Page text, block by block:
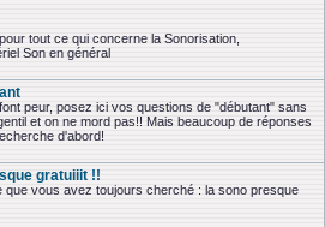
tout ce qui concerne la Sonorisation,
Son en général
peur, posez ici vos questions de "débutant" sans
et on ne mord pas!! Mais beaucoup de réponses
d'abord!
gratuiiit !!
que vous avez toujours cherché : la sono presque